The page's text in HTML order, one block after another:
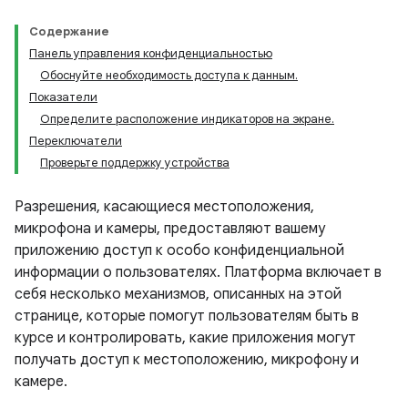
Содержание
Панель управления конфиденциальностью
Обоснуйте необходимость доступа к данным.
Показатели
Определите расположение индикаторов на экране.
Переключатели
Проверьте поддержку устройства
Разрешения, касающиеся местоположения,
микрофона и камеры, предоставляют вашему
приложению доступ к особо конфиденциальной
информации о пользователях. Платформа включает в
себя несколько механизмов, описанных на этой
странице, которые помогут пользователям быть в
курсе и контролировать, какие приложения могут
получать доступ к местоположению, микрофону и
камере.